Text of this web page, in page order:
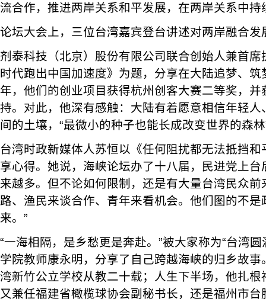
流合作，推进两岸关系和平发展，在两岸关系中持
论坛大会上，三位台湾嘉宾登台讲述对两岸融合发
剂泰科技（北京）股份有限公司联合创始人兼首
时代跑出中国加速度》为题，分享在大陆追梦、
年，他们的创业项目获得杭州创客大赛二等奖，
持。对此，他深有感触：大陆有着愿意相信年轻
间的土壤，“最微小的种子也能长成改变世界的森林
台湾时政新媒体人苏恒以《任何阻扰都无法抵挡
享心得。她说，海峡论坛办了十八届，民进党上
来越多。但不论如何限制，还是有大量台湾民众前
路、渔民来谈合作、青年来看机会。他们图的不
来。”
“一海相隔，是乡愁更是奔赴。”被大家称为“台湾
学院教师康永明，分享了自己跨越海峡的归乡故
湾新竹公立学校从教二十载；人生下半场，他扎
又兼任福建省橄榄球协会副秘书长，还是福州市